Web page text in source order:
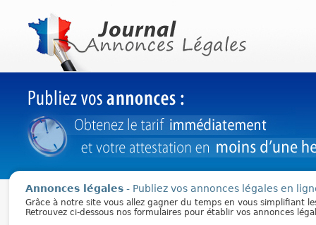
Annonces légales- Publiez vos annonces légales en
Grâce à notre site vous allez gagner du temps en vous simplifiant
Retrouvez ci-dessous nos formulaires pour établir vos annonces